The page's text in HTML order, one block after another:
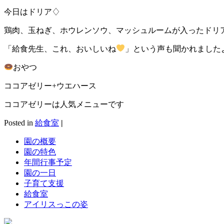
今日はドリア♢
鶏肉、玉ねぎ、ホウレンソウ、マッシュルームが入ったドリ
「給食先生、これ、おいしいね 」という声も聞かれまし
おやつ
ココアゼリー+ウエハース
ココアゼリーは人気メニューです
Posted in 給食室 |
園の概要
園の特色
年間行事予定
園の一日
子育て支援
給食室
アイリスっこの姿